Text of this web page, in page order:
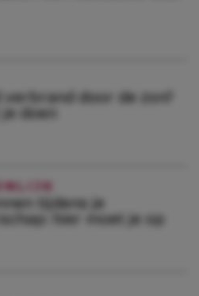
verbrand door de zon?
doen
tijdens je
hier moet je op